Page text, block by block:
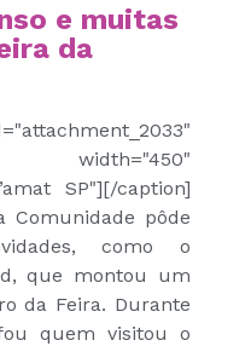
e muitas
da
width="450"
SP"][/caption]
Comunidade pôde
como o
que montou um
da Feira. Durante
quem visitou o